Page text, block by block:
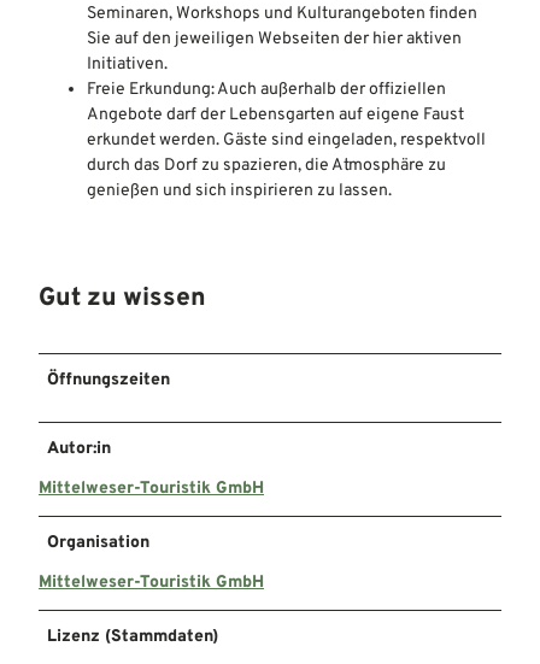
Seminaren, Workshops und Kulturangeboten finden
Sie auf den jeweiligen Webseiten der hier aktiven
Initiativen.
Freie Erkundung: Auch außerhalb der offiziellen
Angebote darf der Lebensgarten auf eigene Faust
erkundet werden. Gäste sind eingeladen, respektvoll
durch das Dorf zu spazieren, die Atmosphäre zu
genießen und sich inspirieren zu lassen.
Gut zu wissen
Öffnungszeiten
Autor:in
Mittelweser-Touristik GmbH
Organisation
Mittelweser-Touristik GmbH
Lizenz (Stammdaten)